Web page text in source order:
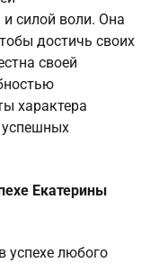
силой воли. Она
достичь своих
своей
характера
успешных
Екатерины
успехе любого